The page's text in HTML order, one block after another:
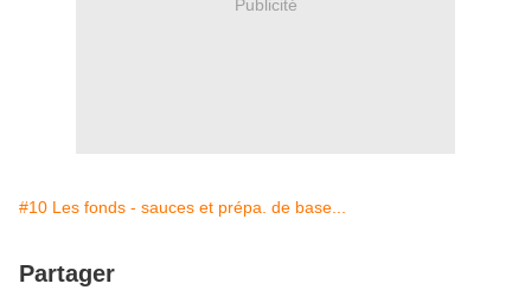
Publicité
#10 Les fonds - sauces et prépa. de base...
Partager